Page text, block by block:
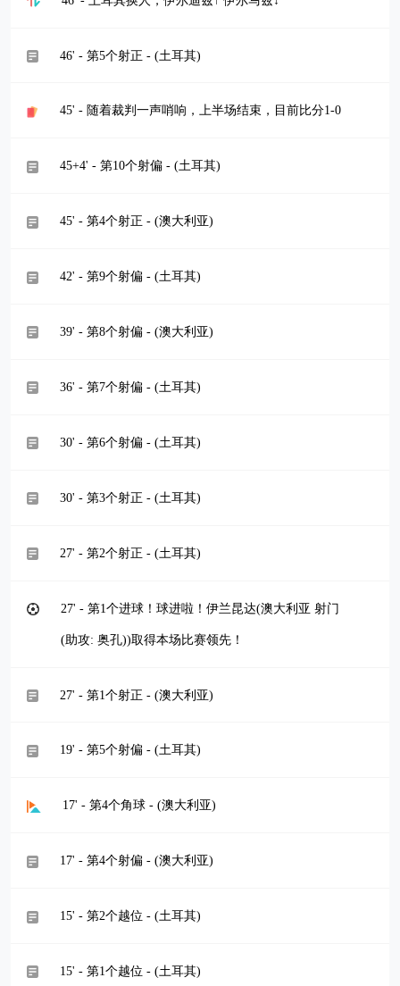
46' - 第5个射正 - (土耳其)
45' - 随着裁判一声哨响，上半场结束，目前比分1-0
45+4' - 第10个射偏 - (土耳其)
45' - 第4个射正 - (澳大利亚)
42' - 第9个射偏 - (土耳其)
39' - 第8个射偏 - (澳大利亚)
36' - 第7个射偏 - (土耳其)
30' - 第6个射偏 - (土耳其)
30' - 第3个射正 - (土耳其)
27' - 第2个射正 - (土耳其)
27' - 第1个进球！球进啦！伊兰昆达(澳大利亚 射门
(助攻: 奥孔))取得本场比赛领先！
27' - 第1个射正 - (澳大利亚)
19' - 第5个射偏 - (土耳其)
17' - 第4个角球 - (澳大利亚)
17' - 第4个射偏 - (澳大利亚)
15' - 第2个越位 - (土耳其)
15' - 第1个越位 - (土耳其)